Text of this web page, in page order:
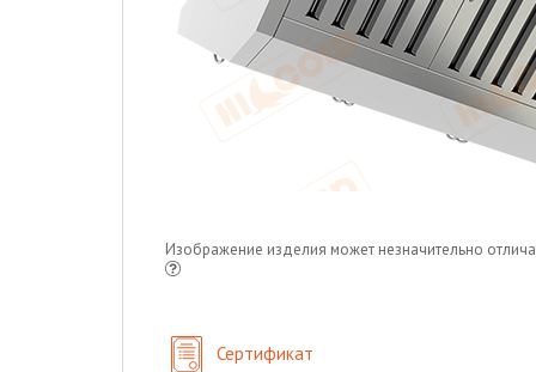
Изображение изделия может незначительно
Сертификат